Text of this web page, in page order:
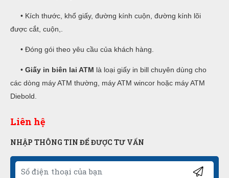
• Kích thước, khổ giấy, đường kính cuộn, đường kính lõi
được cắt, cuộn,.
• Đóng gói theo yêu cầu của khách hàng.
• Giấy in biên lai ATM là loại giấy in bill chuyên dùng cho
các dòng máy ATM thường, máy ATM wincor hoặc máy ATM
Diebold.
Liên hệ
NHẬP THÔNG TIN ĐỂ ĐƯỢC TƯ VẤN